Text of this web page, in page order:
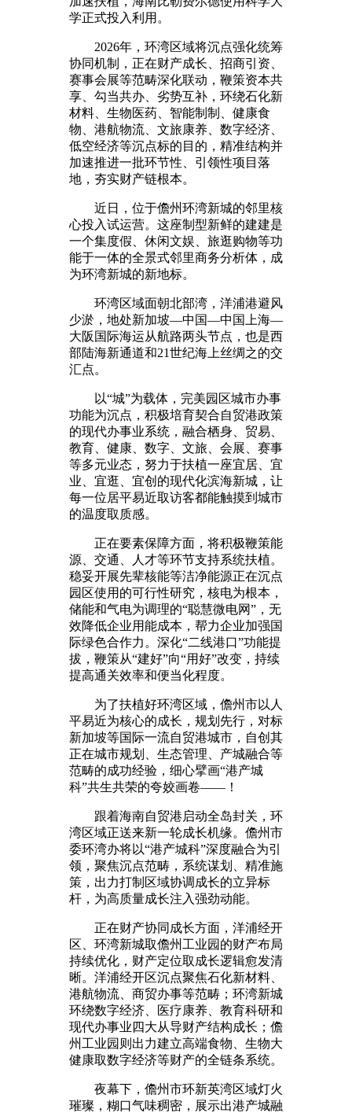
学正式投入利用。
2026年，环湾区域将沉点强化统筹
协同机制，正在财产成长、招商引资、
赛事会展等范畴深化联动，鞭策资本共
享、勾当共办、劣势互补，环绕石化新
材料、生物医药、智能制制、健康食
物、港航物流、文旅康养、数字经济、
低空经济等沉点标的目的，精准结构并
加速推进一批环节性、引领性项目落
地，夯实财产链根本。
近日，位于儋州环湾新城的邻里核
心投入试运营。这座制型新鲜的建建是
一个集度假、休闲文娱、旅逛购物等功
能于一体的全景式邻里商务分析体，成
为环湾新城的新地标。
环湾区域面朝北部湾，洋浦港避风
少淤，地处新加坡—中国—中国上海—
大阪国际海运从航路两头节点，也是西
部陆海新通道和21世纪海上丝绸之的交
汇点。
以“城”为载体，完美园区城市办事
功能为沉点，积极培育契合自贸港政策
的现代办事业系统，融合栖身、贸易、
教育、健康、数字、文旅、会展、赛事
等多元业态，努力于扶植一座宜居、宜
业、宜逛、宜创的现代化滨海新城，让
每一位居平易近取访客都能触摸到城市
的温度取质感。
正在要素保障方面，将积极鞭策能
源、交通、人才等环节支持系统扶植。
稳妥开展先辈核能等洁净能源正在沉点
园区使用的可行性研究，核电为根本，
储能和气电为调理的“聪慧微电网”，无
效降低企业用能成本，帮力企业加强国
际绿色合作力。深化“二线港口”功能提
拔，鞭策从“建好”向“用好”改变，持续
提高通关效率和便当化程度。
为了扶植好环湾区域，儋州市以人
平易近为核心的成长，规划先行，对标
新加坡等国际一流自贸港城市，自创其
正在城市规划、生态管理、产城融合等
范畴的成功经验，细心擘画“港产城
科”共生共荣的夸姣画卷——！
跟着海南自贸港启动全岛封关，环
湾区域正送来新一轮成长机缘。儋州市
委环湾办将以“港产城科”深度融合为引
领，聚焦沉点范畴，系统谋划、精准施
策，出力打制区域协调成长的立异标
杆，为高质量成长注入强劲动能。
正在财产协同成长方面，洋浦经开
区、环湾新城取儋州工业园的财产布局
持续优化，财产定位取成长逻辑愈发清
晰。洋浦经开区沉点聚焦石化新材料、
港航物流、商贸办事等范畴；环湾新城
环绕数字经济、医疗康养、教育科研和
现代办事业四大从导财产结构成长；儋
州工业园则出力建立高端食物、生物大
健康取数字经济等财产的全链条系统。
夜幕下，儋州市环新英湾区域灯火
璀璨，糊口气味稠密，展示出港产城融